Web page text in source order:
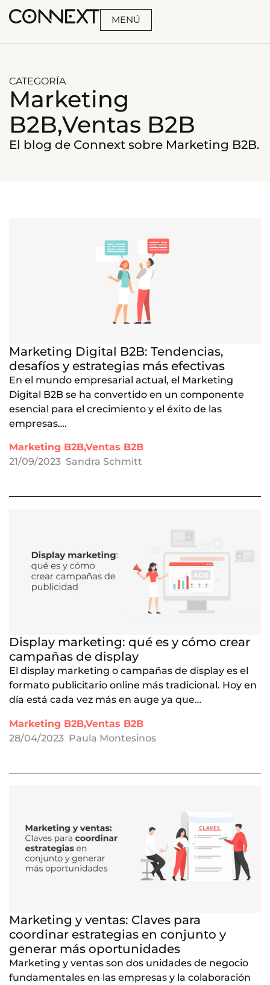
MENÚ
CATEGORÍA
Marketing
B2B,Ventas B2B
El blog de Connext sobre Marketing B2B.
Marketing Digital B2B: Tendencias,
desafíos y estrategias más efectivas
En el mundo empresarial actual, el Marketing
Digital B2B se ha convertido en un componente
esencial para el crecimiento y el éxito de las
empresas….
Marketing B2B,Ventas B2B
21/09/2023 Sandra Schmitt
Display marketing: qué es y cómo crear
campañas de display
El display marketing o campañas de display es el
formato publicitario online más tradicional. Hoy en
día está cada vez más en auge ya que…
Marketing B2B,Ventas B2B
28/04/2023 Paula Montesinos
Marketing y ventas: Claves para
coordinar estrategias en conjunto y
generar más oportunidades
Marketing y ventas son dos unidades de negocio
fundamentales en las empresas y la colaboración